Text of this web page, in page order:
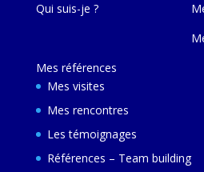
Qui suis-je ?
Mes références
Mes visites
Mes rencontres
Les témoignages
Références – Team building